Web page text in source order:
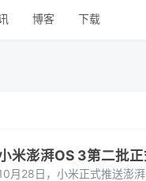
博客 下载
米澎湃OS 3第二批
月28日，小米正式推送澎